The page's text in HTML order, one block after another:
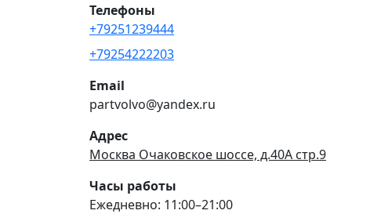
Телефоны
+79251239444
+79254222203
Email
partvolvo@yandex.ru
Адрес
Москва Очаковское шоссе, д.40А стр.9
Часы работы
Ежедневно: 11:00–21:00